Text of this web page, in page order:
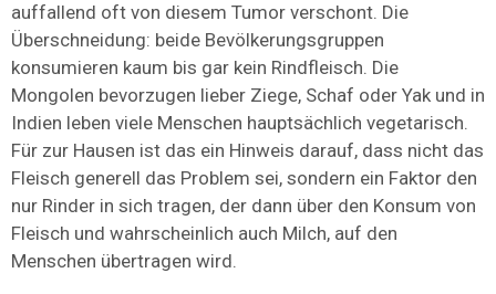
auffallend oft von diesem Tumor verschont. Die
Überschneidung: beide Bevölkerungsgruppen
konsumieren kaum bis gar kein Rindfleisch. Die
Mongolen bevorzugen lieber Ziege, Schaf oder Yak und in
Indien leben viele Menschen hauptsächlich vegetarisch.
Für zur Hausen ist das ein Hinweis darauf, dass nicht das
Fleisch generell das Problem sei, sondern ein Faktor den
nur Rinder in sich tragen, der dann über den Konsum von
Fleisch und wahrscheinlich auch Milch, auf den
Menschen übertragen wird.